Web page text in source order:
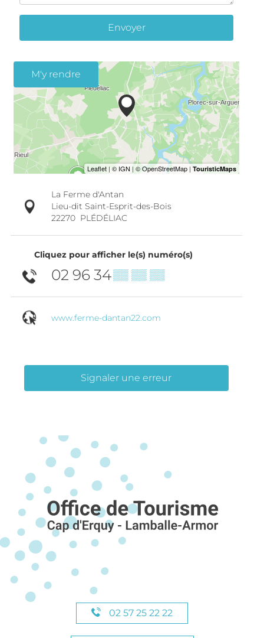
Envoyer
M'y rendre
La Ferme d'Antan
Lieu-dit Saint-Esprit-des-Bois
22270 PLÉDÉLIAC
Cliquez pour afficher le(s) numéro(s)
02 96 34▒▒ ▒▒ ▒▒
www.ferme-dantan22.com
Signaler une erreur
02 57 25 22 22